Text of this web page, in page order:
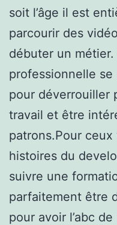
soit l’âge il est
parcourir des
débuter un
professionnelle se
pour déverrouiller
travail et être
patrons.Pour
histoires du
suivre une
parfaitement être
pour avoir l’abc